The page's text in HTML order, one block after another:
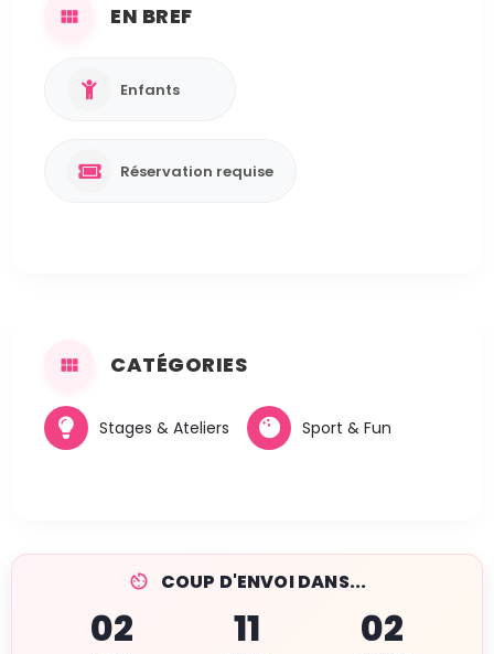
EN BREF
Enfants
Réservation requise
CATÉGORIES
Stages & Ateliers Sport & Fun
COUP D'ENVOI DANS...
02 11 02